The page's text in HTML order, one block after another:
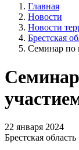
Главная
Новости
Новости
Брестская
Семинар по
22 января 2024
Брестская область